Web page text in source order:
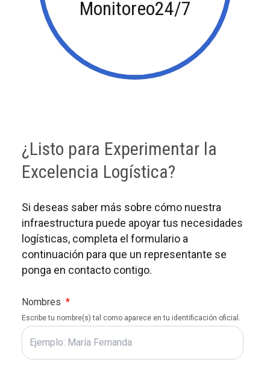
Monitoreo24/7
¿Listo para Experimentar la
Excelencia Logística?
Si deseas saber más sobre cómo nuestra
infraestructura puede apoyar tus necesidades
logísticas, completa el formulario a
continuación para que un representante se
ponga en contacto contigo.
Nombres *
Escribe tu nombre(s) tal como aparece en tu identificación oficial.